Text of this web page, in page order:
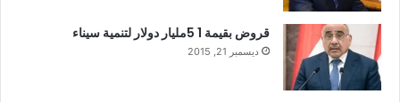
قروض بقيمة 1 5مليار دولار لتنمية سيناء
ديسمبر 21, 2015